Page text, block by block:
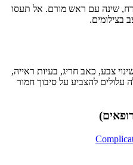
שינה עם ראש מורם. אל תעסו
בצילומים.
צבע, כאב חריג, בעיות ראייה,
להצביע על סיבוך חמור